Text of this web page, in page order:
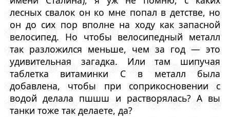
лесных свалок он ко мне попал в детстве, но
он до сих пор вполне на ходу как запасной
велосипед. Но чтобы велосипедный металл
так разложился меньше, чем за год — это
удивительная загадка. Или там шипучая
таблетка витаминки C в металл была
добавлена, чтобы при соприкосновении с
водой делала пшшш и растворялась? А вы
танки тоже так делаете, да?